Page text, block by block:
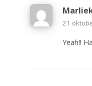
21
Yeah!!